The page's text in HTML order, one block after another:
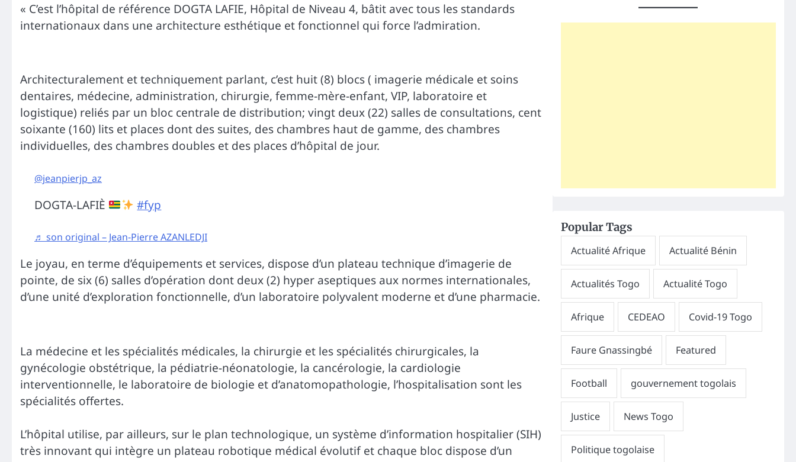
« C’est l’hôpital de référence DOGTA LAFIE, Hôpital de Niveau 4, bâtit avec tous les standards
internationaux dans une architecture esthétique et fonctionnel qui force l’admiration.
Architecturalement et techniquement parlant, c’est huit (8) blocs ( imagerie médicale et soins
dentaires, médecine, administration, chirurgie, femme-mère-enfant, VIP, laboratoire et
logistique) reliés par un bloc centrale de distribution; vingt deux (22) salles de consultations, cent
soixante (160) lits et places dont des suites, des chambres haut de gamme, des chambres
individuelles, des chambres doubles et des places d’hôpital de jour.
@jeanpierjp_az
DOGTA-LAFIÈ #fyp
♬ son original – Jean-Pierre AZANLEDJI
Le joyau, en terme d’équipements et services, dispose d’un plateau technique d’imagerie de
pointe, de six (6) salles d’opération dont deux (2) hyper aseptiques aux normes internationales,
d’une unité d’exploration fonctionnelle, d’un laboratoire polyvalent moderne et d’une pharmacie.
La médecine et les spécialités médicales, la chirurgie et les spécialités chirurgicales, la
gynécologie obstétrique, la pédiatrie-néonatologie, la cancérologie, la cardiologie
interventionnelle, le laboratoire de biologie et d’anatomopathologie, l’hospitalisation sont les
spécialités offertes.
L’hôpital utilise, par ailleurs, sur le plan technologique, un système d’information hospitalier (SIH)
très innovant qui intègre un plateau robotique médical évolutif et chaque bloc dispose d’un
Popular Tags